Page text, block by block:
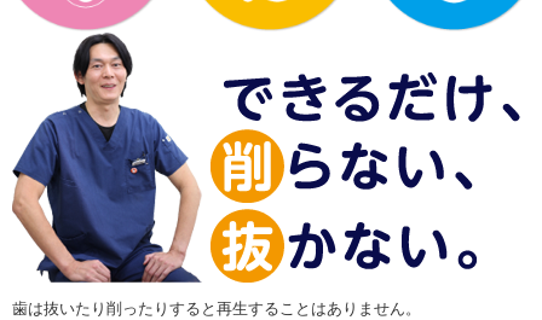
歯は抜いたり削ったりすると再生することはありません。